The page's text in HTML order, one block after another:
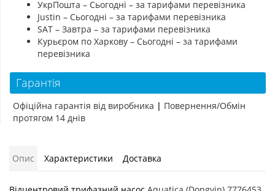
УкрПошта – Сьогодні – за тарифами перевізника
Justin – Сьогодні – за тарифами перевізника
SAT – Завтра – за тарифами перевізника
Курьєром по Харкову – Сьогодні – за тарифами
перевізника
Гарантія
Офіційна гарантія від виробника | Повернення/Обмін
протягом 14 днів
Опис Характеристики Доставка